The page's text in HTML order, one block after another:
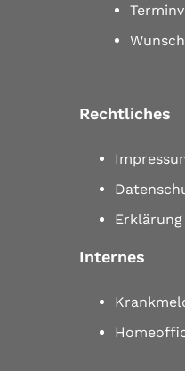
Rechtliches
Internes